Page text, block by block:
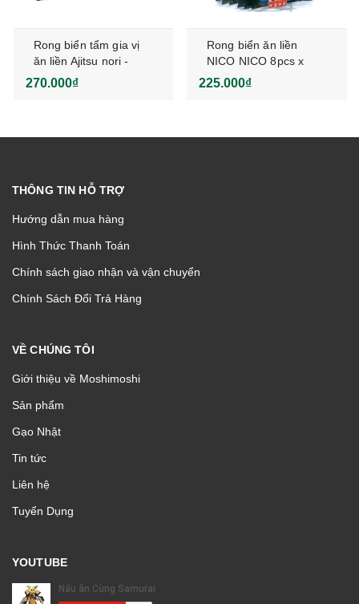
Rong biển tẩm gia vị
ăn liền Ajitsu nori -
Bịch 70 gói
270.000₫
Rong biển ăn liền
NICO NICO 8pcs x
8packs
225.000₫
THÔNG TIN HỖ TRỢ
Hướng dẫn mua hàng
Hình Thức Thanh Toán
Chính sách giao nhận và vận chuyển
Chính Sách Đổi Trả Hàng
VỀ CHÚNG TÔI
Giới thiệu về Moshimoshi
Sản phẩm
Gạo Nhật
Tin tức
Liên hệ
Tuyển Dụng
YOUTUBE